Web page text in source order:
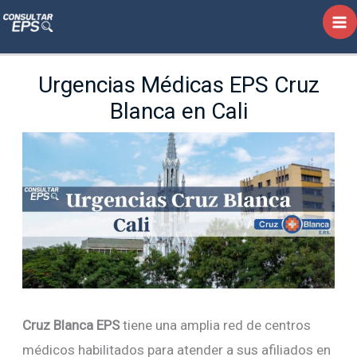
Ir
contenido
Urgencias Médicas EPS Cruz
Blanca en Cali
Cruz Blanca EPStiene una amplia red de centros
médicos habilitados para atender a sus afiliados en